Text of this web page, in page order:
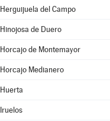
Herguijuela del Campo
Hinojosa de Duero
Horcajo de Montemayor
Horcajo Medianero
Huerta
Iruelos